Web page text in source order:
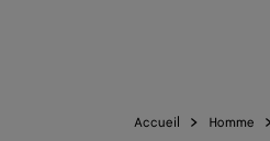
Accueil Homme